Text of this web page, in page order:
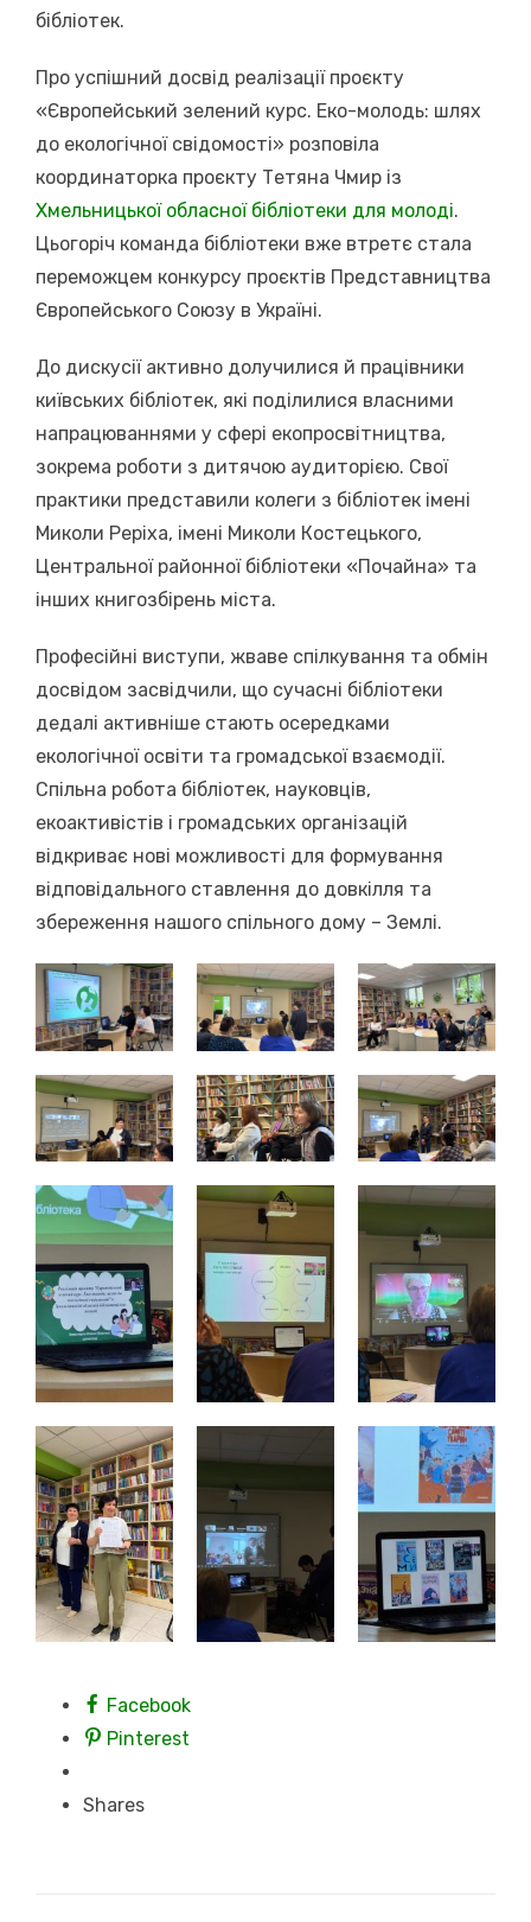
бібліотек.
Про успішний досвід реалізації проєкту
«Європейський зелений курс. Еко-молодь: шлях
до екологічної свідомості» розповіла
координаторка проєкту Тетяна Чмир із
Хмельницької обласної бібліотеки для молоді.
Цьогоріч команда бібліотеки вже втретє стала
переможцем конкурсу проєктів Представництва
Європейського Союзу в Україні.
До дискусії активно долучилися й працівники
київських бібліотек, які поділилися власними
напрацюваннями у сфері екопросвітництва,
зокрема роботи з дитячою аудиторією. Свої
практики представили колеги з бібліотек імені
Миколи Реріха, імені Миколи Костецького,
Центральної районної бібліотеки «Почайна» та
інших книгозбірень міста.
Професійні виступи, жваве спілкування та обмін
досвідом засвідчили, що сучасні бібліотеки
дедалі активніше стають осередками
екологічної освіти та громадської взаємодії.
Спільна робота бібліотек, науковців,
екоактивістів і громадських організацій
відкриває нові можливості для формування
відповідального ставлення до довкілля та
збереження нашого спільного дому – Землі.
Facebook
Pinterest
Shares